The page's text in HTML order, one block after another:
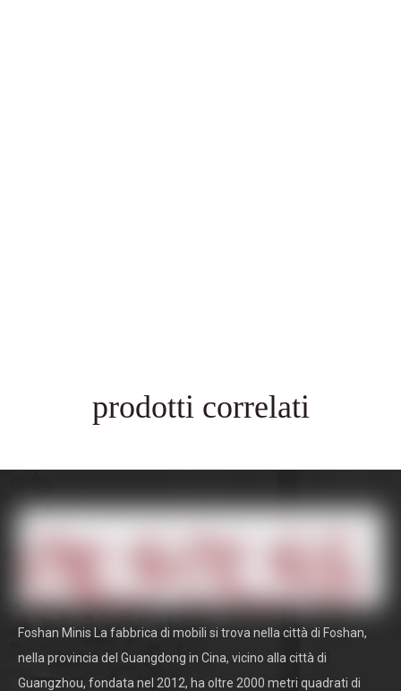
prodotti correlati
Foshan Minis La fabbrica di mobili si trova nella città di Foshan,
nella provincia del Guangdong in Cina, vicino alla città di
Guangzhou, fondata nel 2012, ha oltre 2000 metri quadrati di